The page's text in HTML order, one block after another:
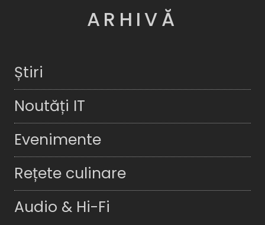
ARHIVĂ
Știri
Noutăți IT
Evenimente
Rețete culinare
Audio & Hi-Fi